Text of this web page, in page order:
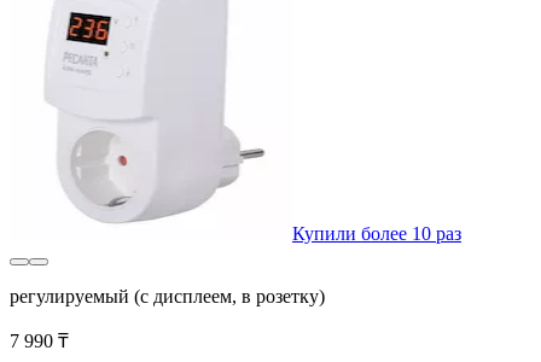
Купили более 10 раз
регулируемый (с дисплеем, в розетку)
7 990 ₸